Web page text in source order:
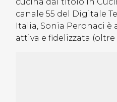
canale 55 del Digitale
Italia, Sonia Peronaci
attiva e fidelizzata